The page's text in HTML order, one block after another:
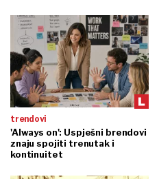
trendovi
'Always on': Uspješni brendovi
znaju spojiti trenutak i
kontinuitet